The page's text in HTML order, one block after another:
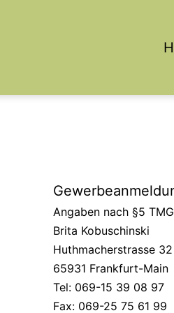
Angaben nach §5
Brita Kobuschinski
Huthmacherstrasse 32
65931 Frankfurt-Main
Tel: 069-15 39 08 97
Fax: 069-25 75 61 99